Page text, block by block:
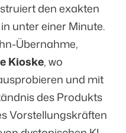
den exakten
unter einer Minute.
Übernahme,
Kioske, wo
und mit
des Produkts
Vorstellungskräften